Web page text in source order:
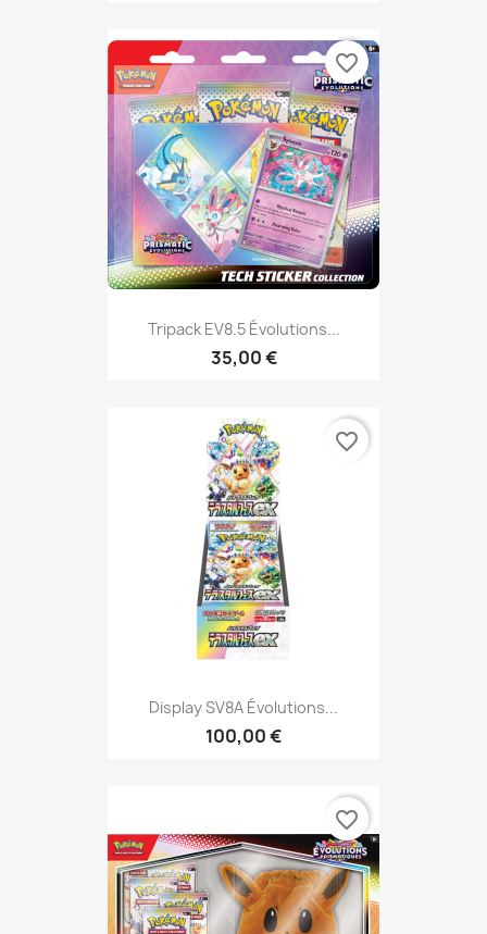
Tripack EV8.5 Évolutions...
35,00 €
favorite_border
Display SV8A Évolutions...
100,00 €
favorite_border
favorite_border